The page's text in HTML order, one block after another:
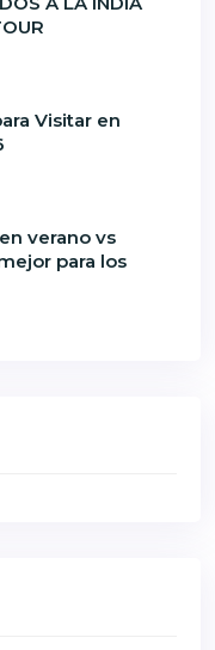
Visitar en
verano vs
para los